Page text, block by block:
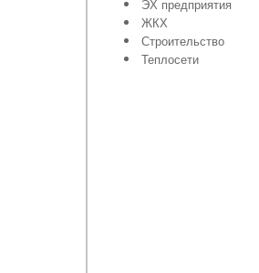
ЭХ предприятия
ЖКХ
Строительство
Теплосети